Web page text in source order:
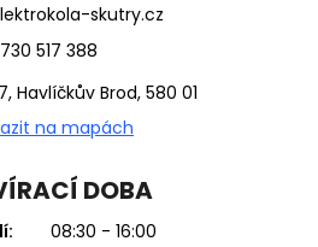
skutry.cz
730 517 388
Havlíčkův Brod, 580 01
na mapách
DOBA
08:30 - 16:00